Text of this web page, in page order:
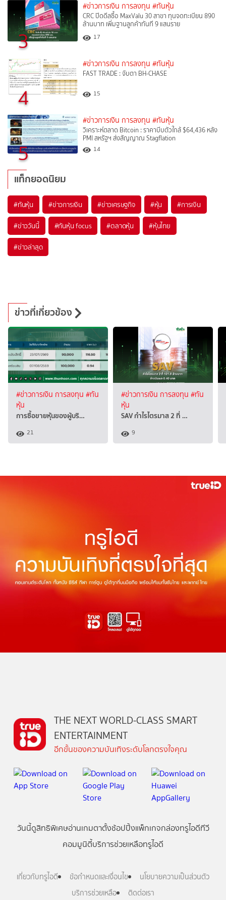
3
#ข่าวการเงิน การลงทุน #ทันหุ้น
CRC ปิดดีลซื้อ MaxValu 30 สาขา ทุนจดทะเบียน 890
ล้านบาท เพิ่มฐานลูกค้าทันที 9 แสนราย
17
4
#ข่าวการเงิน การลงทุน #ทันหุ้น
FAST TRADE : จับตา BH-CHASE
15
5
#ข่าวการเงิน การลงทุน #ทันหุ้น
วิเคราะห์ตลาด Bitcoin : ราคาบีบตัวใกล้ $64,436 หลัง
PMI สหรัฐฯ ส่งสัญญาณ Stagflation
14
แท็กยอดนิยม
#ทันหุ้น #ข่าวการเงิน #ข่าวเศรษฐกิจ #หุ้น #การเงิน
#ข่าววันนี้ #ทันหุ้น focus #ตลาดหุ้น #หุ้นไทย
#ข่าวล่าสุด
ข่าวที่เกี่ยวข้อง
#ข่าวการเงิน การลงทุน #ทัน
หุ้น
การซื้อขายหุ้นของผู้บริ…
21
#ข่าวการเงิน การลงทุน #ทัน
หุ้น
SAV กำไรไตรมาส 2 ที่ …
9
THE NEXT WORLD-CLASS SMART
ENTERTAINMENT
อีกขั้นของความบันเทิงระดับโลกตรงใจคุณ
วันนี้ดูสิทธิพิเศษอ่านเกมตาตั้งช้อปปิ้งแพ็กเกจกล่องทรูไอดีทีวี
คอมมูนิตี้บริการช่วยเหลือทรูไอดี
เกี่ยวกับทรูไอดี ข้อกำหนดและเงื่อนไข
นโยบายความเป็นส่วนตัว
บริการช่วยเหลือ
ติดต่อเรา